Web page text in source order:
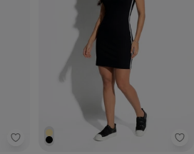
Colcci Jeans - Vestido Preto